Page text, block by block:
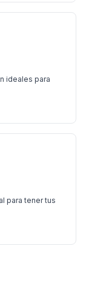
ideales para
para tener tus